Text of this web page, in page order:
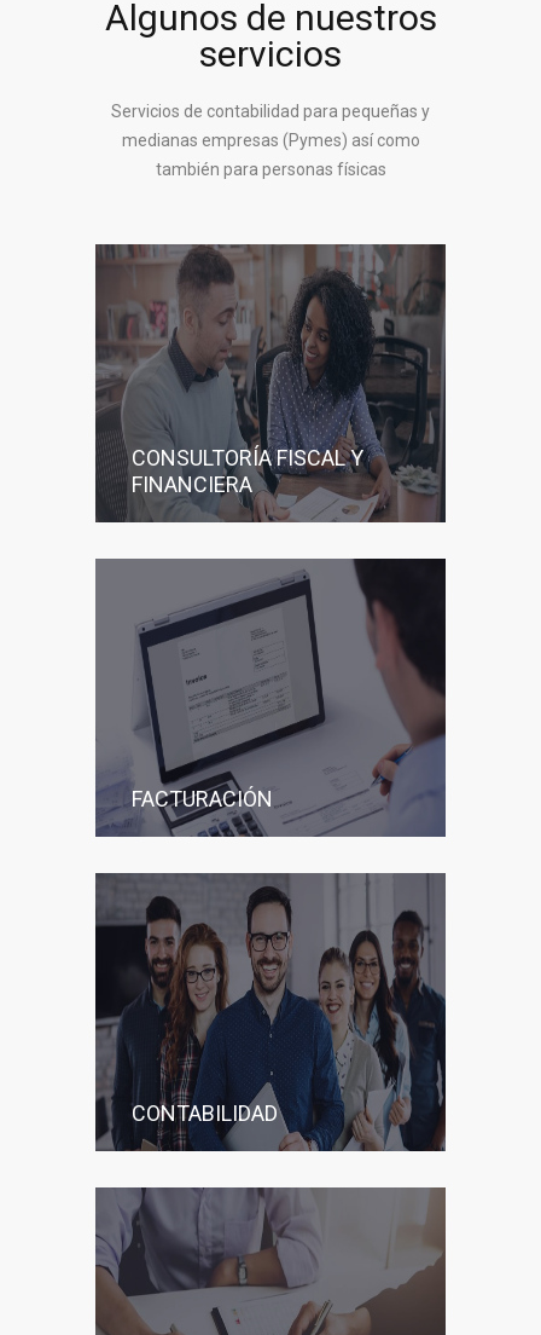
Algunos de nuestros
servicios
Servicios de contabilidad para pequeñas y
medianas empresas (Pymes) así como
también para personas físicas
CONSULTORÍA FISCAL Y
FINANCIERA
FACTURACIÓN
CONTABILIDAD